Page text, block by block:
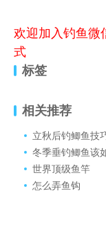
欢迎加入钓鱼微
式
标签
相关推荐
立秋后钓鲫鱼技
冬季垂钓鲫鱼该
世界顶级鱼竿
怎么弄鱼钩